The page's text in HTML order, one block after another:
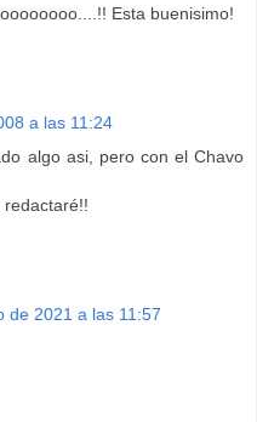
Esta buenisimo!
a las 11:24
algo asi, pero con el Chavo
de 2021 a las 11:57